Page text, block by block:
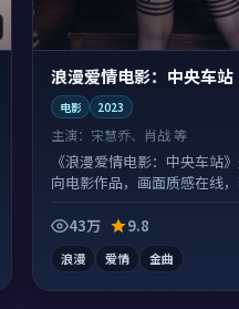
浪漫爱情电影：中央车站
电影 2023
主演： 宋慧乔、肖战 等
《浪漫爱情电影：中央车站
向电影作品，画面质感在线
43万
9.8
浪漫 爱情 金曲